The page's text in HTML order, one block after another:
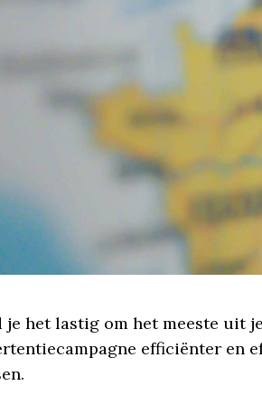
je het lastig om het meeste uit
efficiënter en